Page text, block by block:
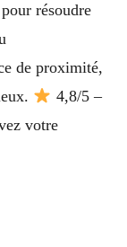
résoudre
de proximité,
4,8/5 –
votre